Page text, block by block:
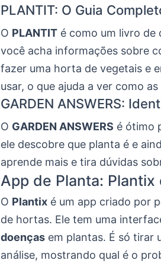
PLANTIT: O Guia
O PLANTIT é como um livro de
você acha informações sobre
fazer uma horta de vegetais e
usar, o que ajuda a ver como
GARDEN ANSWERS:
O GARDEN ANSWERS é ótimo
ele descobre que planta é e
aprende mais e tira dúvidas
App de Planta:
O Plantix é um app criado por
de hortas. Ele tem uma
doenças em plantas. É só tirar
análise, mostrando qual é o